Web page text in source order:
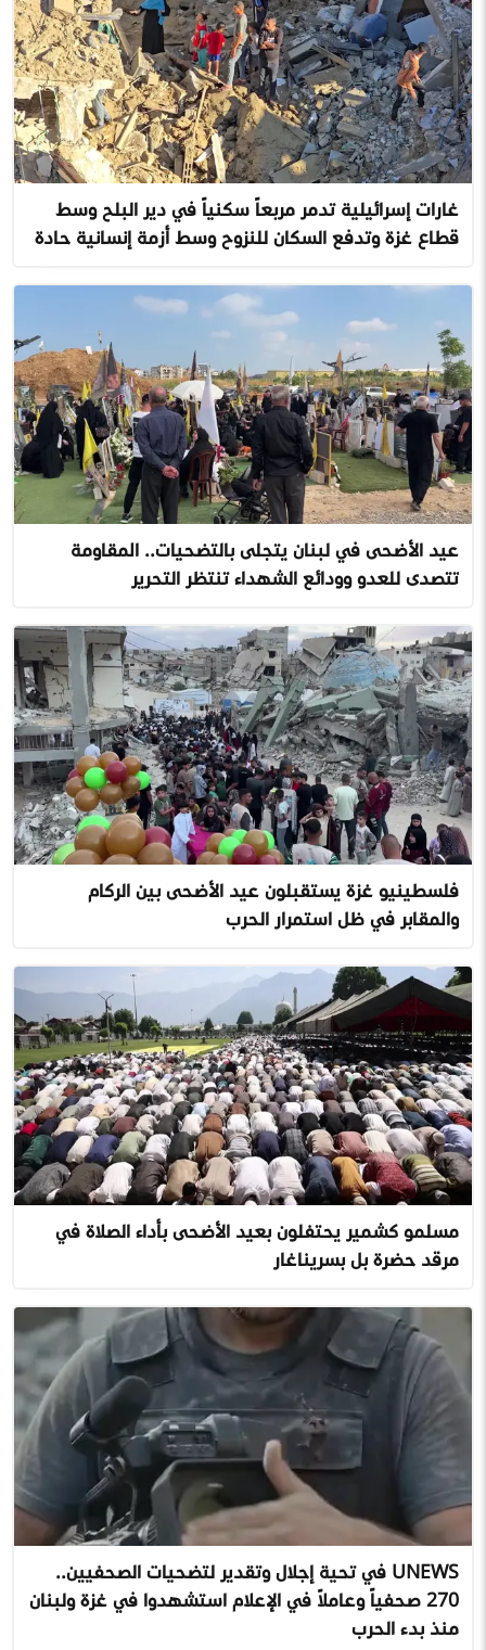
غارات إسرائيلية تدمر مربعاً سكنياً في دير البلح وسط
قطاع غزة وتدفع السكان للنزوح وسط أزمة إنسانية حادة
عيد الأضحى في لبنان يتجلى بالتضحيات.. المقاومة
تتصدى للعدو وودائع الشهداء تنتظر التحرير
فلسطينيو غزة يستقبلون عيد الأضحى بين الركام
والمقابر في ظل استمرار الحرب
مسلمو كشمير يحتفلون بعيد الأضحى بأداء الصلاة في
مرقد حضرة بل بسريناغار
UNEWS في تحية إجلال وتقدير لتضحيات الصحفيين..
270 صحفياً وعاملاً في الإعلام استشهدوا في غزة ولبنان
منذ بدء الحرب